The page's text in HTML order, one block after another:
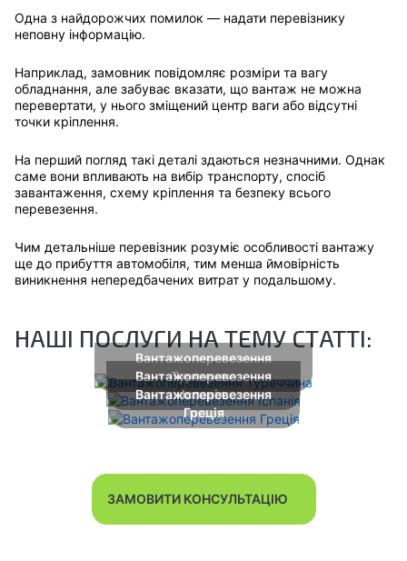
Одна з найдорожчих помилок — надати перевізнику
неповну інформацію.
Наприклад, замовник повідомляє розміри та вагу
обладнання, але забуває вказати, що вантаж не можна
перевертати, у нього зміщений центр ваги або відсутні
точки кріплення.
На перший погляд такі деталі здаються незначними. Однак
саме вони впливають на вибір транспорту, спосіб
завантаження, схему кріплення та безпеку всього
перевезення.
Чим детальніше перевізник розуміє особливості вантажу
ще до прибуття автомобіля, тим менша ймовірність
виникнення непередбачених витрат у подальшому.
НАШІ ПОСЛУГИ НА ТЕМУ СТАТТІ:
Вантажоперевезення
Туреччина
Вантажоперевезення
Іспанія
Вантажоперевезення
Греція
ЗАМОВИТИ КОНСУЛЬТАЦІЮ